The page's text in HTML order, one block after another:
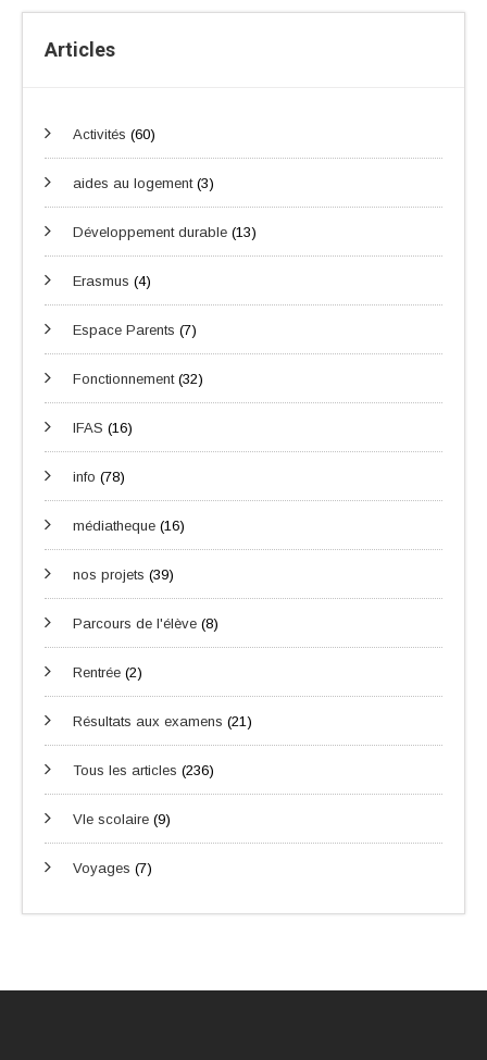
Articles
Activités (60)
aides au logement(3)
Développement durable (13)
Erasmus (4)
Espace Parents (7)
Fonctionnement(32)
IFAS (16)
info (78)
médiatheque (16)
nos projets (39)
Parcours de l'élève (8)
Rentrée (2)
Résultats aux examens (21)
Tous les articles (236)
VIe scolaire (9)
Voyages (7)